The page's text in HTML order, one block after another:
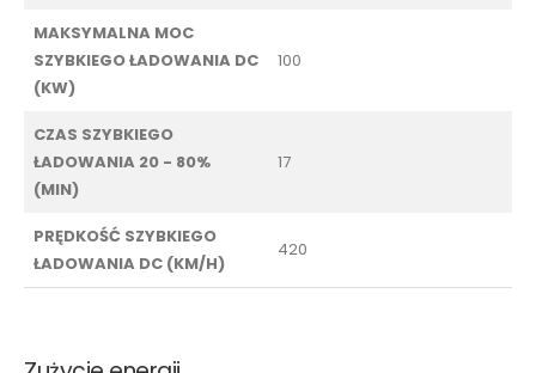
MAKSYMALNA MOC
SZYBKIEGO ŁADOWANIA DC
(KW)
100
CZAS SZYBKIEGO
ŁADOWANIA 20 - 80%
(MIN)
17
PRĘDKOŚĆ SZYBKIEGO
ŁADOWANIA DC (KM/H)
420